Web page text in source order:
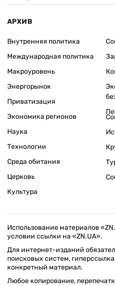
АРХИВ
Внутренняя политика
Международная политика
Макроуровень
Энергорынок
Приватизация
Экономика регионов
Наука
Технологии
Среда обитания
Церковь
Культура
Использование материалов
условии ссылки на «ZN.UA».
Для интернет-изданий
поисковых систем,
конкретный материал.
Любое копирование,